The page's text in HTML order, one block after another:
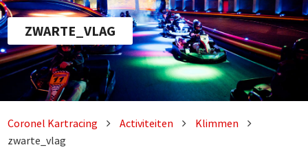
ZWARTE_VLAG
Coronel Kartracing Activiteiten
Klimmen
zwarte_vlag